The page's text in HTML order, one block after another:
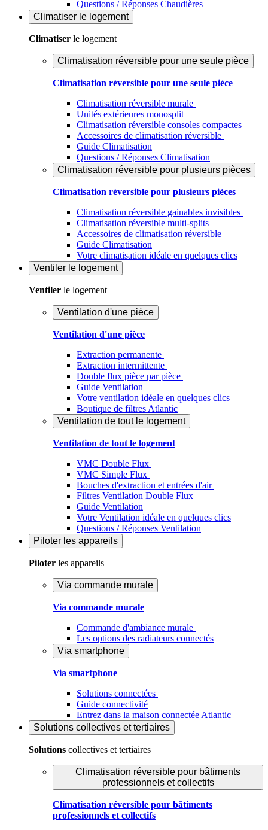
Questions / Réponses Chaudières
Climatiser le logement
Climatiser le logement
Climatisation réversible pour une seule pièce
Climatisation réversible pour une seule pièce
Climatisation réversible murale
Unités extérieures monosplit
Climatisation réversible consoles compactes
Accessoires de climatisation réversible
Guide Climatisation
Questions / Réponses Climatisation
Climatisation réversible pour plusieurs pièces
Climatisation réversible pour plusieurs pièces
Climatisation réversible gainables invisibles
Climatisation réversible multi-splits
Accessoires de climatisation réversible
Guide Climatisation
Votre climatisation idéale en quelques clics
Ventiler le logement
Ventiler le logement
Ventilation d'une pièce
Ventilation d'une pièce
Extraction permanente
Extraction intermittente
Double flux pièce par pièce
Guide Ventilation
Votre ventilation idéale en quelques clics
Boutique de filtres Atlantic
Ventilation de tout le logement
Ventilation de tout le logement
VMC Double Flux
VMC Simple Flux
Bouches d'extraction et entrées d'air
Filtres Ventilation Double Flux
Guide Ventilation
Votre Ventilation idéale en quelques clics
Questions / Réponses Ventilation
Piloter les appareils
Piloter les appareils
Via commande murale
Via commande murale
Commande d'ambiance murale
Les options des radiateurs connectés
Via smartphone
Via smartphone
Solutions connectées
Guide connectivité
Entrez dans la maison connectée Atlantic
Solutions collectives et tertiaires
Solutions collectives et tertiaires
Climatisation réversible pour bâtiments
professionnels et collectifs
Climatisation réversible pour bâtiments
professionnels et collectifs